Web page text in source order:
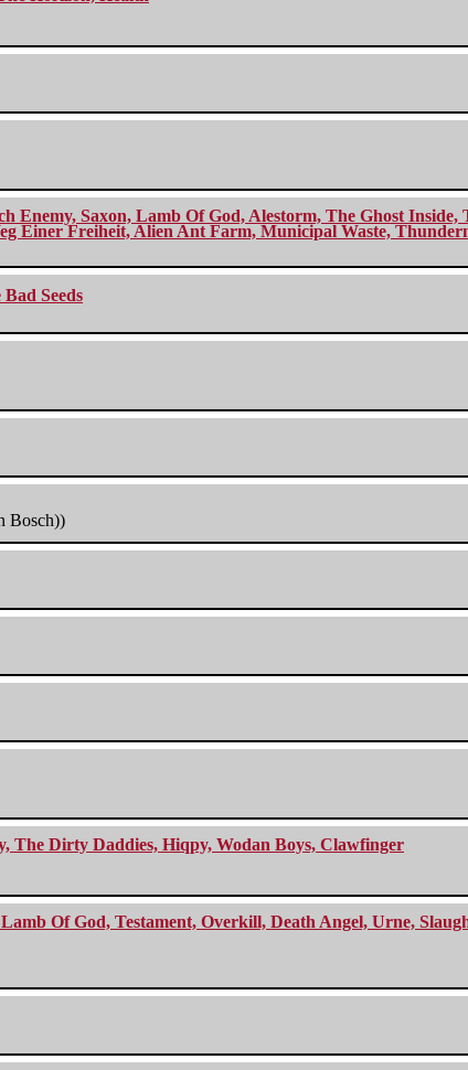
Enemy, Saxon, Lamb Of God, Alestorm, The Ghost
Einer Freiheit, Alien Ant Farm, Municipal Waste,
Seeds
Bosch))
The Dirty Daddies, Hiqpy, Wodan Boys, Clawfinger
Of God, Testament, Overkill, Death Angel, Urne,